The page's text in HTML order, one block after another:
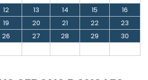
12 13 14 15
16
19 20 21 22
23
26 27 28 29
30